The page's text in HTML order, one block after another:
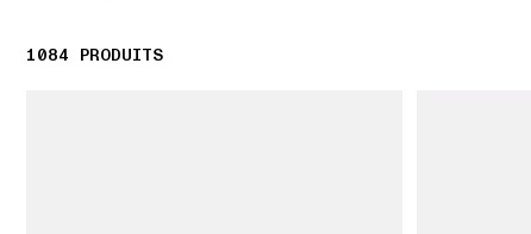
1084 1084 PRODUITS
PRODUITS